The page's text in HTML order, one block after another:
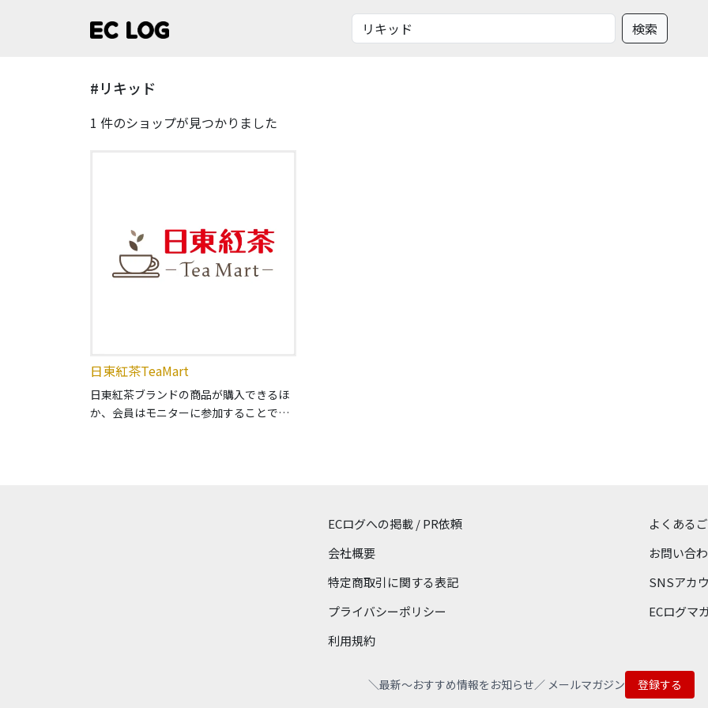
#リキッド
1 件のショップが見つかりました
日東紅茶TeaMart
日東紅茶ブランドの商品が購入できるほ
か、会員はモニターに参加することで、
ECログへの掲載 / PR依頼
会社概要
特定商取引に関する表記
プライバシーポリシー
利用規約
よくある
お問い合
SNSアカ
ECログマ
＼最新〜おすすめ情報をお知らせ／ メールマガジン 登録する